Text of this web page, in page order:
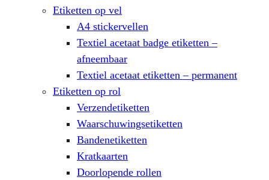
Etiketten op vel
A4 stickervellen
Textiel acetaat badge etiketten –
afneembaar
Textiel acetaat etiketten – permanent
Etiketten op rol
Verzendetiketten
Waarschuwingsetiketten
Bandenetiketten
Kratkaarten
Doorlopende rollen